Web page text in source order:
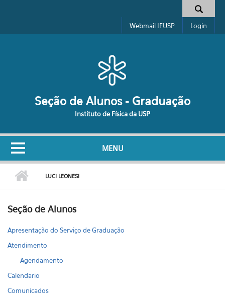
Formulário de busca
Webmail IFUSP Login
Seção de Alunos - Graduação
Instituto de Física da USP
MENU
LUCI LEONESI
Seção de Alunos
Apresentação do Serviço de Graduação
Atendimento
Agendamento
Calendario
Comunicados